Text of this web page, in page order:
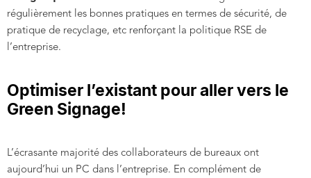
régulièrement les bonnes pratiques en termes de sécurité, de
pratique de recyclage, etc renforçant la politique RSE de
l’entreprise.
Optimiser l’existant pour aller vers le
Green Signage!
L’écrasante majorité des collaborateurs de bureaux ont
aujourd’hui un PC dans l’entreprise. En complément de